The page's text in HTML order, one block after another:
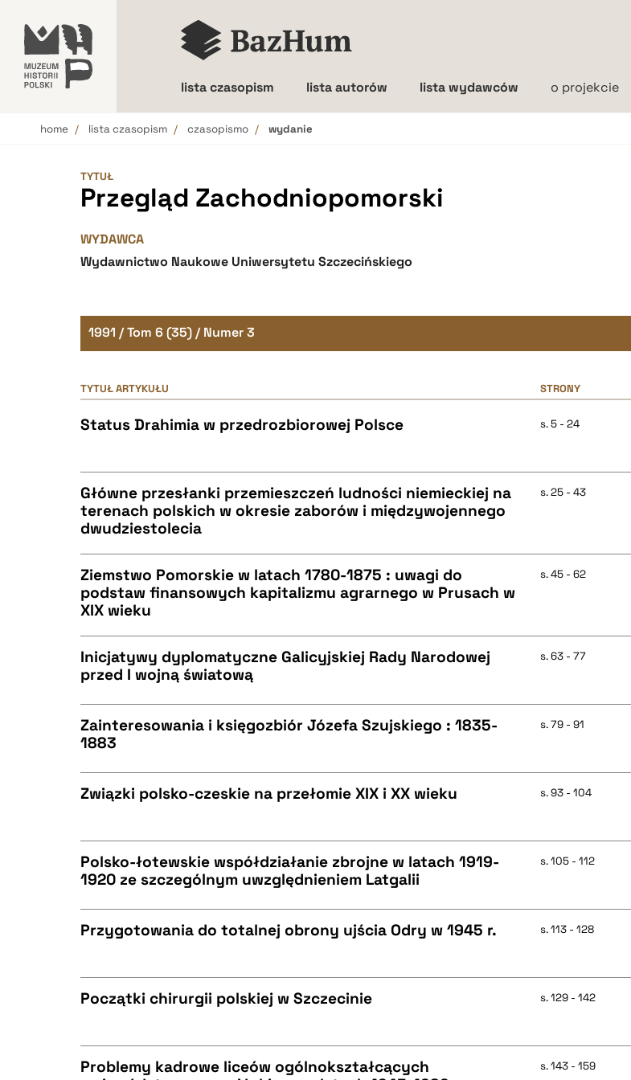
lista czasopism lista autorów lista wydawców o projekcie
home lista czasopism czasopismo wydanie
TYTUŁ
Przegląd Zachodniopomorski
WYDAWCA
Wydawnictwo Naukowe Uniwersytetu Szczecińskiego
1991 / Tom 6 (35) / Numer 3
TYTUŁ ARTYKUŁU STRONY
Status Drahimia w przedrozbiorowej Polsce s. 5 - 24
CZYSTY TEKST
BIBTEX
Główne przesłanki przemieszczeń ludności niemieckiej na
terenach polskich w okresie zaborów i międzywojennego
dwudziestolecia
s. 25 - 43
CZYSTY TEKST
BIBTEX
Ziemstwo Pomorskie w latach 1780-1875 : uwagi do
podstaw finansowych kapitalizmu agrarnego w Prusach w
XIX wieku
s. 45 - 62
BIBTEX
Inicjatywy dyplomatyczne Galicyjskiej Rady Narodowej
przed I wojną światową
s. 63 - 77
BIBTEX
Zainteresowania i księgozbiór Józefa Szujskiego : 1835-
1883
s. 79 - 91
BIBTEX
Związki polsko-czeskie na przełomie XIX i XX wieku s. 93 - 104
BIBTEX
Polsko-łotewskie współdziałanie zbrojne w latach 1919-
1920 ze szczególnym uwzględnieniem Latgalii
s. 105 - 112
BIBTEX
Przygotowania do totalnej obrony ujścia Odry w 1945 r. s. 113 - 128
Początki chirurgii polskiej w Szczecinie s. 129 - 142
Problemy kadrowe liceów ogólnokształcących
s. 143 - 159